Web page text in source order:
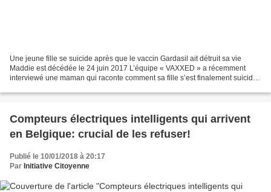
Une jeune fille se suicide après que le vaccin Gardasil ait détruit sa vie
Maddie est décédée le 24 juin 2017 L’équipe « VAXXED » a récemment
interviewé une maman qui raconte comment sa fille s’est finalement suicidée
Compteurs électriques intelligents qui arrivent
en Belgique: crucial de les refuser!
Publié le 10/01/2018 à 20:17
Par Initiative Citoyenne